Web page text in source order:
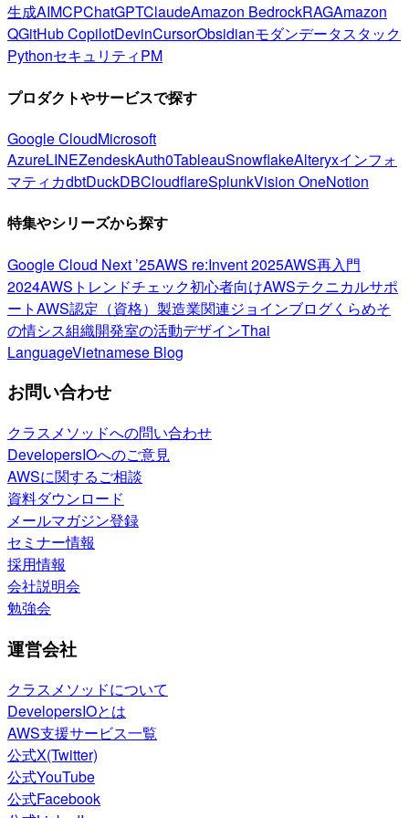
生成AIMCPChatGPTClaudeAmazon BedrockRAGAmazon
QGitHub CopilotDevinCursorObsidianモダンデータスタック
PythonセキュリティPM
プロダクトやサービスで探す
Google CloudMicrosoft
AzureLINEZendeskAuth0TableauSnowflakeAlteryxインフォ
マティカdbtDuckDBCloudflareSplunkVision OneNotion
特集やシリーズから探す
Google Cloud Next ’25AWS re:Invent 2025AWS再入門
2024AWSトレンドチェック初心者向けAWSテクニカルサポ
ートAWS認定（資格） 製造業関連ジョインブログくらめそ
の情シス組織開発室の活動デザインThai
LanguageVietnamese Blog
お問い合わせ
クラスメソッドへの問い合わせ
DevelopersIOへのご意見
AWSに関するご相談
資料ダウンロード
メールマガジン登録
セミナー情報
採用情報
会社説明会
勉強会
運営会社
クラスメソッドについて
DevelopersIOとは
AWS支援サービス一覧
公式X(Twitter)
公式YouTube
公式Facebook